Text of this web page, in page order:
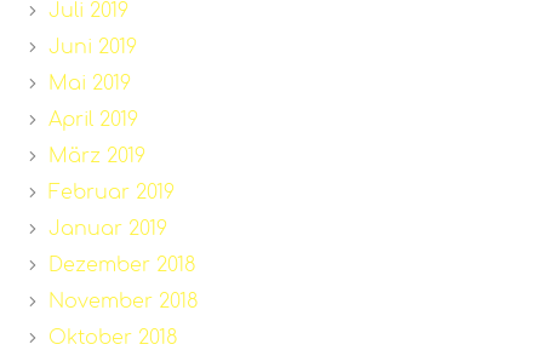
Juli 2019
Juni 2019
Mai 2019
April 2019
März 2019
Februar 2019
Januar 2019
Dezember 2018
November 2018
Oktober 2018